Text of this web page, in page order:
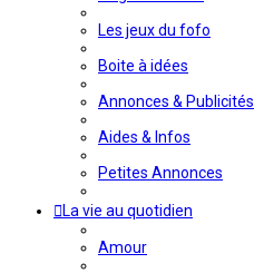
Les jeux du fofo
Boite à idées
Annonces & Publicités
Aides & Infos
Petites Annonces
La vie au quotidien
Amour